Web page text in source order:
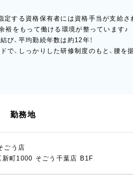
定する資格保有者には資格手当が支給
裕をもって働ける環境が整っています♪
び、平均勤続年数は約12年！
で、しっかりした研修制度のもと、腰を
勤務地
ごう店
町1000 そごう千葉店 B1F